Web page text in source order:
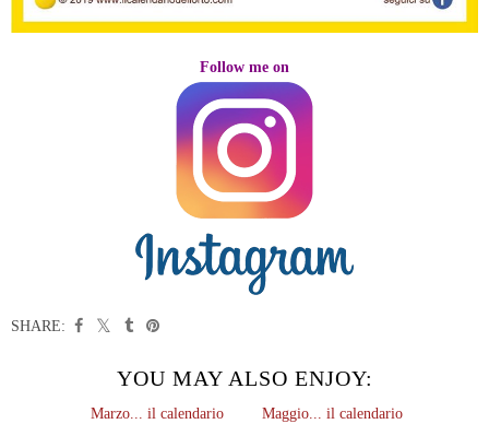
Follow me on
SHARE:
YOU MAY ALSO ENJOY:
Marzo... il calendario
Maggio... il calendario